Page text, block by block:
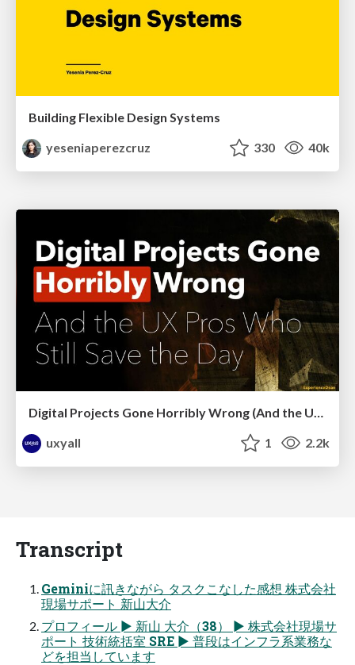
Building Flexible Design Systems
yeseniaperezcruz
330 40k
Digital Projects Gone Horribly Wrong (And the UX Pros Who Still Save the Day) - Dean Schuster
uxyall
1 2.2k
Transcript
Geminiに訊きながら タスクこなした感想 株式会社
現場サポート 新山大介
プロフィール ► 新山 大介（38） ► 株式会社現場サ
ポート 技術統括室 SRE ► 普段はインフラ系業務な
どを担当しています